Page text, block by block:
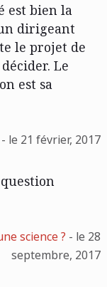
est bien la
dirigeant
le projet de
Le
est sa
le 21 février, 2017
science ? - le 28
septembre, 2017